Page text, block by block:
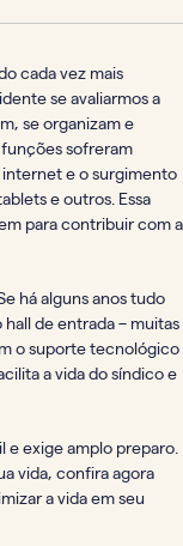
cada vez mais
se avaliarmos a
se organizam e
sofreram
e o surgimento
e outros. Essa
para contribuir com a
há alguns anos tudo
de entrada – muitas
o suporte tecnológico
a vida do síndico e
exige amplo preparo.
vida, confira agora
a vida em seu